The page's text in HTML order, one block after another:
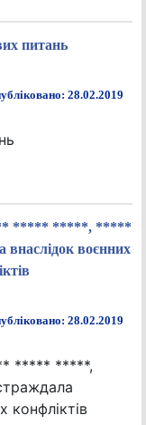
питань
28.02.2019
***** *****, *****
внаслідок воєнних
28.02.2019
***** *****,
конфліктів